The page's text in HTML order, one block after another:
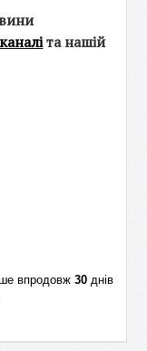
та нашій
впродовж 30днів